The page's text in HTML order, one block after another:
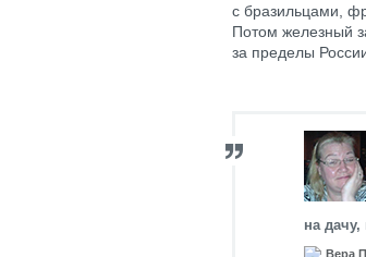
с бразильцами,
Потом железный
за пределы
на дачу,
Вера